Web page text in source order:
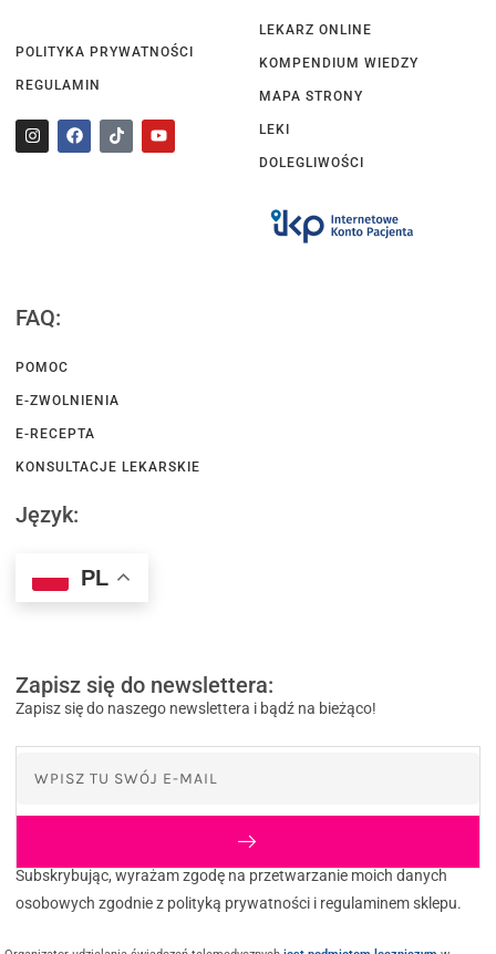
POLITYKA PRYWATNOŚCI
REGULAMIN
LEKARZ ONLINE
KOMPENDIUM WIEDZY
MAPA STRONY
LEKI
DOLEGLIWOŚCI
FAQ:
POMOC
E-ZWOLNIENIA
E-RECEPTA
KONSULTACJE LEKARSKIE
Język:
PL
Zapisz się do newslettera:
Zapisz się do naszego newslettera i bądź na bieżąco!
Subskrybując, wyrażam zgodę na przetwarzanie moich danych
osobowych zgodnie z polityką prywatności i regulaminem sklepu.